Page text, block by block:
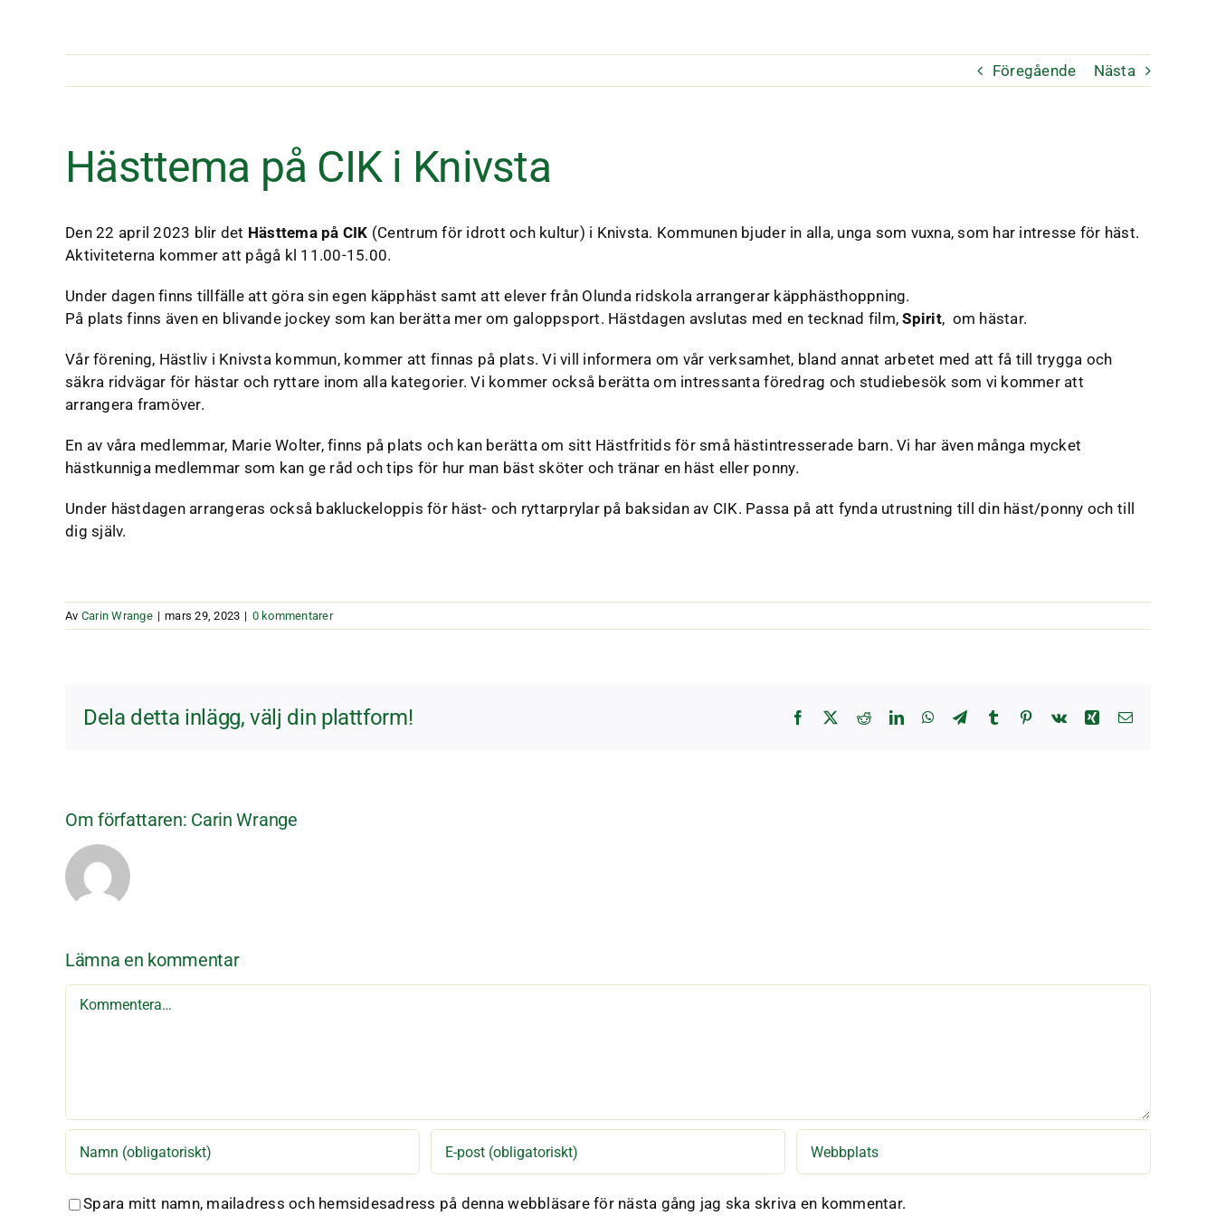
innehållet
Föregående
Nästa
Hästtema på CIK i Knivsta
Den 22 april 2023 blir det Hästtema på CIK (Centrum för idrott och kultur) i Knivsta. Kommunen bjuder in alla, unga som vuxna, som har intresse för häst.
Aktiviteterna kommer att pågå kl 11.00-15.00.
Under dagen finns tillfälle att göra sin egen käpphäst samt att elever från Olunda ridskola arrangerar käpphästhoppning.
På plats finns även en blivande jockey som kan berätta mer om galoppsport. Hästdagen avslutas med en tecknad film,Spirit, om hästar.
Vår förening, Hästliv i Knivsta kommun, kommer att finnas på plats. Vi vill informera om vår verksamhet, bland annat arbetet med att få till trygga och
säkra ridvägar för hästar och ryttare inom alla kategorier. Vi kommer också berätta om intressanta föredrag och studiebesök som vi kommer att
arrangera framöver.
En av våra medlemmar, Marie Wolter, finns på plats och kan berätta om sitt Hästfritids för små hästintresserade barn. Vi har även många mycket
hästkunniga medlemmar som kan ge råd och tips för hur man bäst sköter och tränar en häst eller ponny.
Under hästdagen arrangeras också bakluckeloppis för häst- och ryttarprylar på baksidan av CIK. Passa på att fynda utrustning till din häst/ponny och till
dig själv.
Av Carin Wrange | mars 29, 2023 | 0 kommentarer
Dela detta inlägg, välj din plattform! Facebook RedditLinkedInWhatsApp
TelegramTumblr Pinterest
Vk Xing E-
Om författaren: Carin Wrange
Lämna en kommentar
Kommentar
Spara mitt namn, mailadress och hemsidesadress på denna webbläsare för nästa gång jag ska skriva en kommentar.